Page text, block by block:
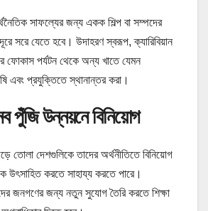
সাফল্যের জন্য একক শিল্প বা সম্পদের
সরে যেতে হবে। উদাহরণ স্বরূপ, ক্যারিবিয়ান
ফোকাস পর্যটন থেকে অন্য খাতে যেমন
এবং প্রযুক্তিতে স্থানান্তর করা।
পুঁজি উন্নয়নে বিনিয়োগ
তোলা দেশগুলিকে তাদের অর্থনীতিতে বিনিয়োগ
উৎসাহিত করতে সাহায্য করতে পারে।
জনগণের জন্য নতুন সুযোগ তৈরি করতে শিক্ষা